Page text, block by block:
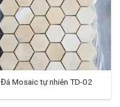
Đá Mosaic tự nhiên TD-02